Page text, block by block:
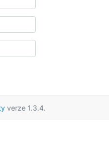
verze 1.3.4.